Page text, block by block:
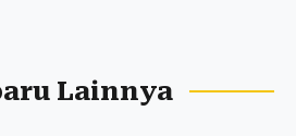
Lainnya